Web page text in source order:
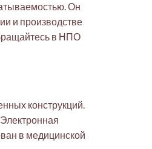
Он
и производстве
в НПО
конструкций.
в медицинской